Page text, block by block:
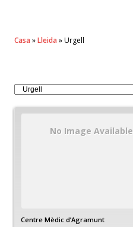
Casa »Lleida »Urgell
No Image Available
Centre Mèdic d’Agramunt